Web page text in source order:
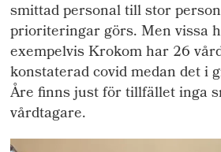
smittad personal till stor
prioriteringar görs. Men vissa
exempelvis Krokom har 26
konstaterad covid medan det i
Åre finns just för tillfället inga
vårdtagare.